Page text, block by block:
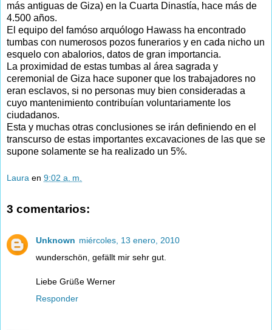
más antiguas de Giza) en la Cuarta Dinastía, hace más de
4.500 años.
El equipo del famóso arquólogo Hawass ha encontrado
tumbas con numerosos pozos funerarios y en cada nicho un
esquelo con abalorios, datos de gran importancia.
La proximidad de estas tumbas al área sagrada y
ceremonial de Giza hace suponer que los trabajadores no
eran esclavos, si no personas muy bien consideradas a
cuyo mantenimiento contribuían voluntariamente los
ciudadanos.
Esta y muchas otras conclusiones se irán definiendo en el
transcurso de estas importantes excavaciones de las que se
supone solamente se ha realizado un 5%.
Laura en 9:02 a. m.
3 comentarios:
Unknown miércoles, 13 enero, 2010
wunderschön, gefällt mir sehr gut.
Liebe Grüße Werner
Responder